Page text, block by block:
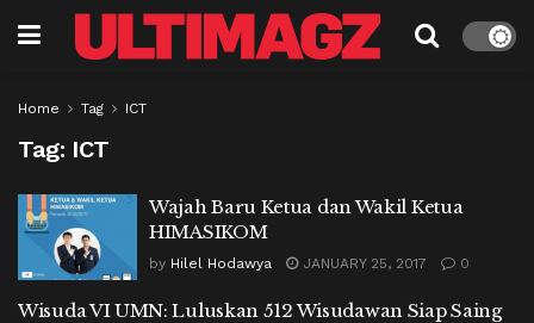
Home Tag ICT
Tag: ICT
Wajah Baru Ketua dan Wakil Ketua
HIMASIKOM
by Hilel Hodawya JANUARY 25, 2017 0
Wisuda VI UMN: Luluskan 512 Wisudawan Siap Saing